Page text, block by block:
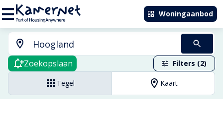
Woningaanbod
Zoekopslaan Filters (2)
Tegel Kaart